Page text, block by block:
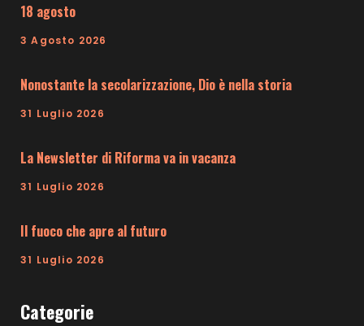
18 agosto
3 Agosto 2026
Nonostante la secolarizzazione, Dio è nella storia
31 Luglio 2026
La Newsletter di Riforma va in vacanza
31 Luglio 2026
Il fuoco che apre al futuro
31 Luglio 2026
Categorie